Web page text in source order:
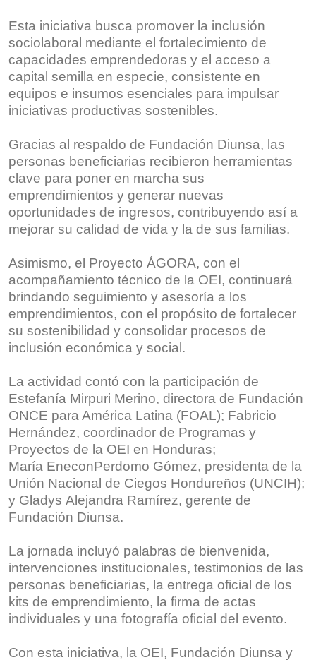
Esta iniciativa busca promover la inclusión
sociolaboral mediante el fortalecimiento de
capacidades emprendedoras y el acceso a
capital semilla en especie, consistente en
equipos e insumos esenciales para impulsar
iniciativas productivas sostenibles.
Gracias al respaldo de Fundación Diunsa, las
personas beneficiarias recibieron herramientas
clave para poner en marcha sus
emprendimientos y generar nuevas
oportunidades de ingresos, contribuyendo así a
mejorar su calidad de vida y la de sus familias.
Asimismo, el Proyecto ÁGORA, con el
acompañamiento técnico de la OEI, continuará
brindando seguimiento y asesoría a los
emprendimientos, con el propósito de fortalecer
su sostenibilidad y consolidar procesos de
inclusión económica y social.
La actividad contó con la participación de
Estefanía Mirpuri Merino, directora de Fundación
ONCE para América Latina (FOAL); Fabricio
Hernández, coordinador de Programas y
Proyectos de la OEI en Honduras;
María EneconPerdomo Gómez, presidenta de la
Unión Nacional de Ciegos Hondureños (UNCIH);
y Gladys Alejandra Ramírez, gerente de
Fundación Diunsa.
La jornada incluyó palabras de bienvenida,
intervenciones institucionales, testimonios de las
personas beneficiarias, la entrega oficial de los
kits de emprendimiento, la firma de actas
individuales y una fotografía oficial del evento.
Con esta iniciativa, la OEI, Fundación Diunsa y